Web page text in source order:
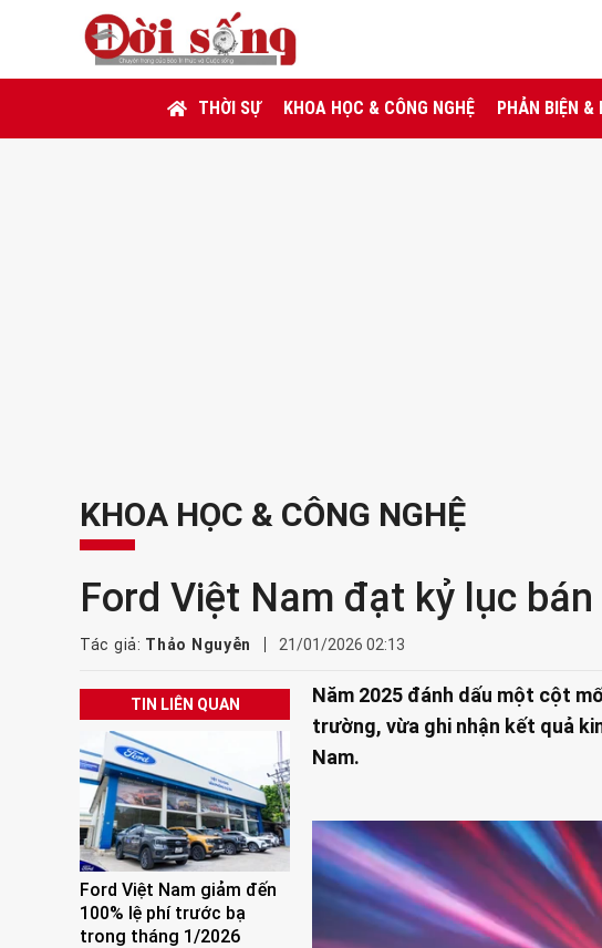
THỜI SỰ KHOA HỌC & CÔNG NGHỆ PHẢN BIỆN &
KHOA HỌC & CÔNG NGHỆ
Ford Việt Nam đạt kỷ lục
Tác giả: Thảo Nguyễn 21/01/2026 02:13
TIN LIÊN QUAN
Ford Việt Nam giảm đến
100% lệ phí trước bạ
trong tháng 1/2026
Năm 2025 đánh dấu một cột
trường, vừa ghi nhận kết quả
Nam.